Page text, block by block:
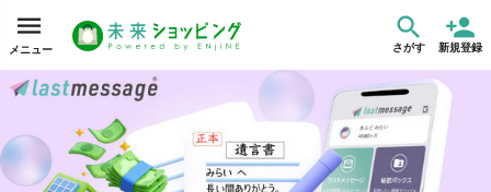
メニュー さがす 新規登録